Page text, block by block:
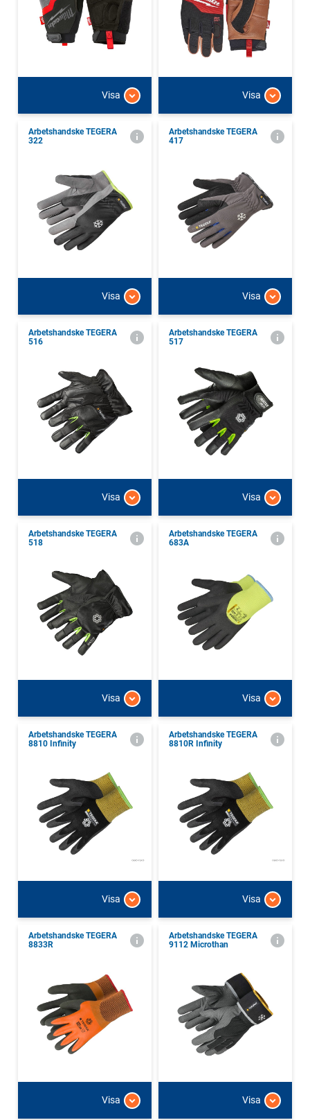
Visa Visa
Arbetshandske TEGERA
322
Visa
Arbetshandske TEGERA
417
Visa
Arbetshandske TEGERA
516
Visa
Arbetshandske TEGERA
517
Visa
Arbetshandske TEGERA
518
Visa
Arbetshandske TEGERA
683A
Visa
Arbetshandske TEGERA
8810 Infinity
Visa
Arbetshandske TEGERA
8810R Infinity
Visa
Arbetshandske TEGERA
8833R
Visa
Arbetshandske TEGERA
9112 Microthan
Visa